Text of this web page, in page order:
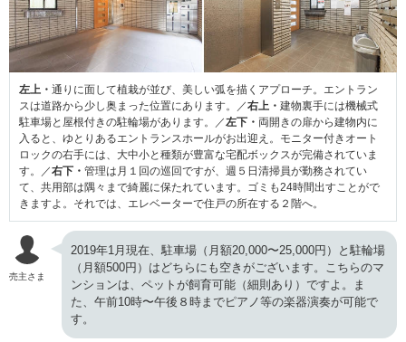
左上・ 通りに面して植栽が並び、美しい弧を描くアプローチ。エントラン
スは道路から少し奥まった位置にあります。／右上・ 建物裏手には機械式
駐車場と屋根付きの駐輪場があります。／左下・ 両開きの扉から建物内に
入ると、ゆとりあるエントランスホールがお出迎え。モニター付きオート
ロックの右手には、大中小と種類が豊富な宅配ボックスが完備されていま
す。／右下・ 管理は月１回の巡回ですが、週５日清掃員が勤務されてい
て、共用部は隅々まで綺麗に保たれています。ゴミも24時間出すことがで
きますよ。それでは、エレベーターで住戸の所在する２階へ。
売主さま
2019年1月現在、駐車場（月額20,000〜25,000円）と駐輪場
（月額500円）はどちらにも空きがございます。こちらのマ
ンションは、ペットが飼育可能（細則あり）ですよ。ま
た、午前10時〜午後８時までピアノ等の楽器演奏が可能で
す。